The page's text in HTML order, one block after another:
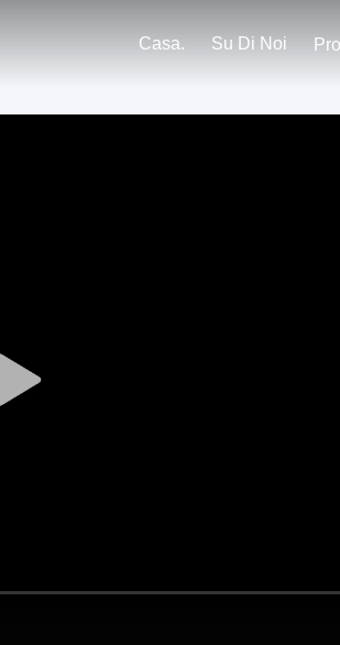
Casa. Su Di Noi
Play